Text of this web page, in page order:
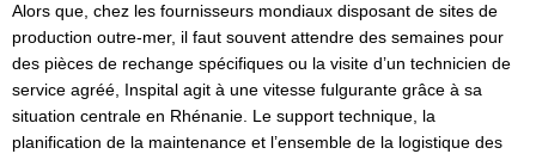
Alors que, chez les fournisseurs mondiaux disposant de sites de
production outre-mer, il faut souvent attendre des semaines pour
des pièces de rechange spécifiques ou la visite d’un technicien de
service agréé, Inspital agit à une vitesse fulgurante grâce à sa
situation centrale en Rhénanie. Le support technique, la
planification de la maintenance et l’ensemble de la logistique des